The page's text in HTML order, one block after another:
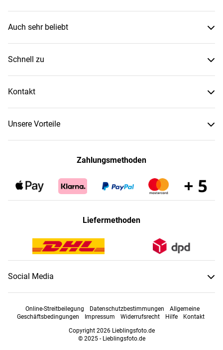
Auch sehr beliebt
Schnell zu
Kontakt
Unsere Vorteile
Zahlungsmethoden
Liefermethoden
Social Media
Online-Streitbeilegung Datenschutzbestimmungen
Allgemeine
Geschäftsbedingungen
Impressum Widerrufsrecht Hilfe
Kontakt
Copyright 2026 Lieblingsfoto.de
© 2025 - Lieblingsfoto.de